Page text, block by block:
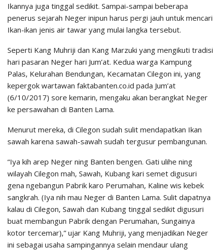
Ikannya juga tinggal sedikit. Sampai-sampai beberapa
penerus sejarah Neger inipun harus pergi jauh untuk mencari
Ikan-ikan jenis air tawar yang mulai langka tersebut.
Seperti Kang Muhriji dan Kang Marzuki yang mengikuti tradisi
hari pasaran Neger hari Jum’at. Kedua warga Kampung
Palas, Kelurahan Bendungan, Kecamatan Cilegon ini, yang
kepergok wartawan faktabanten.co.id pada Jum’at
(6/10/2017) sore kemarin, mengaku akan berangkat Neger
ke persawahan di Banten Lama.
Menurut mereka, di Cilegon sudah sulit mendapatkan Ikan
sawah karena sawah-sawah sudah tergusur pembangunan.
“Iya kih arep Neger ning Banten bengen. Gati ulihe ning
wilayah Cilegon mah, Sawah, Kubang kari semet digusuri
gena ngebangun Pabrik karo Perumahan, Kaline wis kebek
sangkrah. (Iya nih mau Neger di Banten Lama. Sulit dapatnya
kalau di Cilegon, Sawah dan Kubang tinggal sedikit digusuri
buat membangun Pabrik dengan Perumahan, Sungainya
kotor tercemar),” ujar Kang Muhriji, yang menjadikan Neger
ini sebagai usaha sampingannya selain mendaur ulang